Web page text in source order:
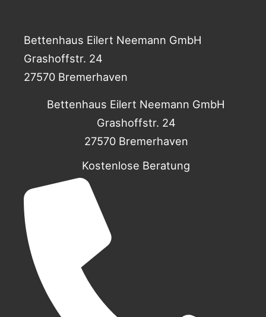
Bettenhaus Eilert Neemann GmbH
Grashoffstr. 24
27570 Bremerhaven
Bettenhaus Eilert Neemann GmbH
Grashoffstr. 24
27570 Bremerhaven
Kostenlose Beratung